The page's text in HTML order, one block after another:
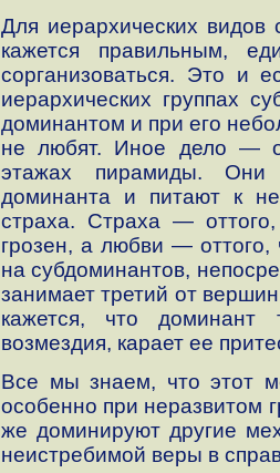
Для иерархических видов
кажется правильным,
сорганизоваться. Это и
иерархических группах
доминантом и при его
не любят. Иное дело —
этажах пирамиды.
доминанта и питают к
страха. Страха —
грозен, а любви — оттого,
на субдоминантов,
занимает третий от
кажется, что доминант
возмездия, карает ее
Все мы знаем, что этот
особенно при неразвитом
же доминируют другие
неистребимой веры в